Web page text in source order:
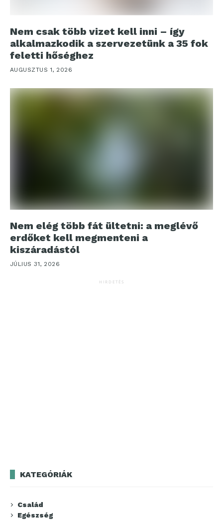
Nem csak több vizet kell inni – így
alkalmazkodik a szervezetünk a 35 fok
feletti hőséghez
AUGUSZTUS 1, 2026
Nem elég több fát ültetni: a meglévő
erdőket kell megmenteni a
kiszáradástól
JÚLIUS 31, 2026
HIRDETÉS
KATEGÓRIÁK
Család
Egészség